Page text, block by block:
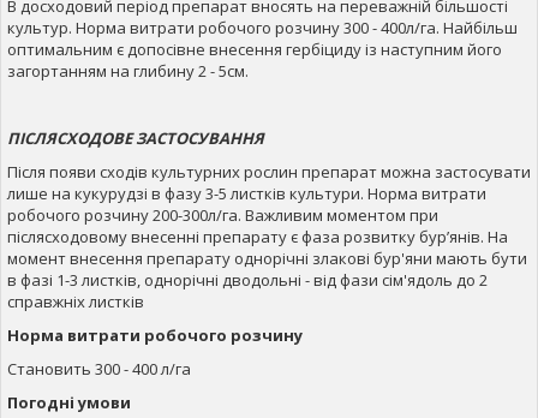
В досходовий період препарат вносять на переважній більшості
культур. Норма витрати робочого розчину 300 - 400л/га. Найбільш
оптимальним є допосівне внесення гербіциду із наступним його
загортанням на глибину 2 - 5см.
ПІСЛЯСХОДОВЕ ЗАСТОСУВАННЯ
Після появи сходів культурних рослин препарат можна застосувати
лише на кукурудзі в фазу 3-5 листків культури. Норма витрати
робочого розчину 200-300л/га. Важливим моментом при
післясходовому внесенні препарату є фаза розвитку бур’янів. На
момент внесення препарату однорічні злакові бур'яни мають бути
в фазі 1-3 листків, одно­річні дводольні - від фази сім'ядоль до 2
справжніх листків
Норма витрати робочого розчину
Становить 300 - 400 л/га
Погодні умови